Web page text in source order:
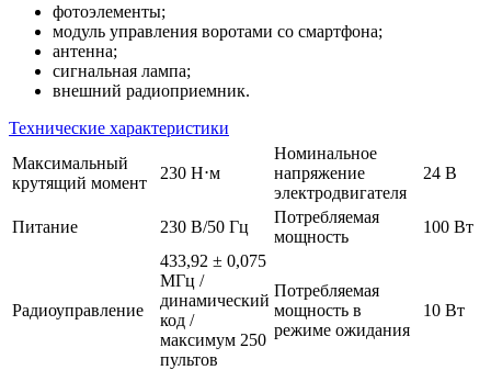
фотоэлементы;
модуль управления воротами со смартфона;
антенна;
сигнальная лампа;
внешний радиоприемник.
Технические характеристики
Максимальный
крутящий момент
230 Н⋅м
Номинальное
напряжение
электродвигателя
24 В
Питание 230 В/50 Гц
Потребляемая
мощность
100 Вт
Радиоуправление
433,92 ± 0,075
МГц /
динамический
код /
максимум 250
пультов
Потребляемая
мощность в
режиме ожидания
10 Вт